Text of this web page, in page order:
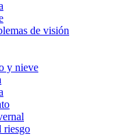
de visión
y nieve
riesgo